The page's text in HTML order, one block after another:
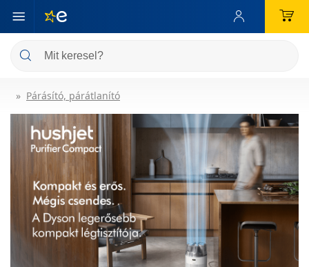
Párásító, párátlanító